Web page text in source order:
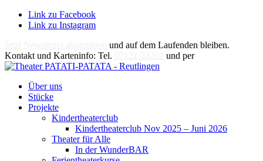
Link zu Facebook
Link zu Instagram
und auf dem Laufenden bleiben.
Kontakt und Karteninfo: Tel.
und per
Über uns
Stücke
Projekte
Kindertheaterclub
Kindertheaterclub Nov 2025 – Juni 2026
Theater für Alle
In der WunderBAR